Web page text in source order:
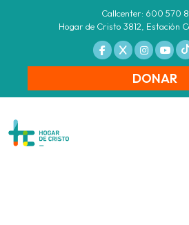
Callcenter: 600 570
Hogar de Cristo 3812, Estación
DONAR